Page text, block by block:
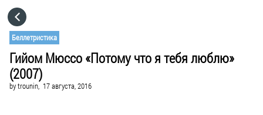
Беллетристика
Гийом Мюссо «Потому что я тебя люблю»
(2007)
bytrounin, 17 августа, 2016
CATEGORIES